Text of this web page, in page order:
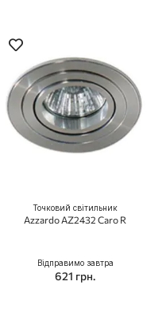
Точковий світильник
Azzardo AZ2432 Caro R
Відправимо завтра
621 грн.